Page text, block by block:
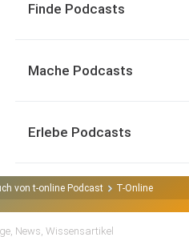
Finde Podcasts
Mache Podcasts
Erlebe Podcasts
von t-online Podcast T-Online